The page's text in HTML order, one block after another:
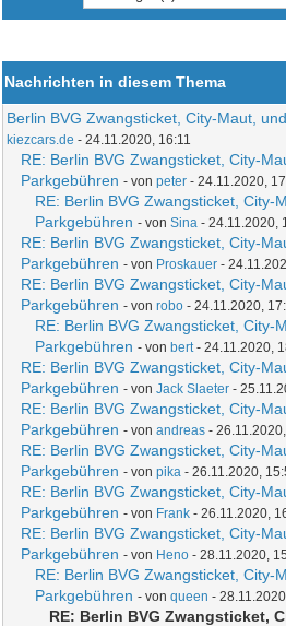
Nachrichten in diesem Thema
Berlin BVG Zwangsticket, City-Maut,
kiezcars.de - 24.11.2020, 16:11
RE: Berlin BVG Zwangsticket, City-
Parkgebühren - vonpeter - 24.11.2020,
RE: Berlin BVG Zwangsticket, City-
Parkgebühren - vonSina - 24.11.2020,
RE: Berlin BVG Zwangsticket, City-
Parkgebühren - von Proskauer -
RE: Berlin BVG Zwangsticket, City-
Parkgebühren - vonrobo - 24.11.2020,
RE: Berlin BVG Zwangsticket, City-
Parkgebühren - von bert- 24.11.2020,
RE: Berlin BVG Zwangsticket, City-
Parkgebühren - vonJack Slaeter -
RE: Berlin BVG Zwangsticket, City-
Parkgebühren - vonandreas -
RE: Berlin BVG Zwangsticket, City-
Parkgebühren - vonpika - 26.11.2020,
RE: Berlin BVG Zwangsticket, City-
Parkgebühren - von Frank - 26.11.2020,
RE: Berlin BVG Zwangsticket, City-
Parkgebühren - von Heno - 28.11.2020,
RE: Berlin BVG Zwangsticket, City-
Parkgebühren - vonqueen -
RE: Berlin BVG Zwangsticket,